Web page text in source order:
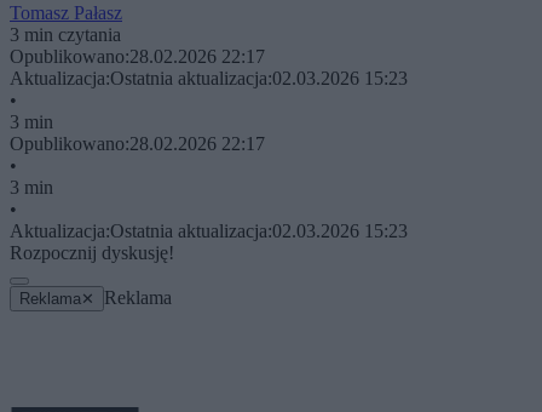
Tomasz Pałasz
3 min czytania
Opublikowano:28.02.2026 22:17
Aktualizacja:Ostatnia aktualizacja:02.03.2026 15:23
•
3 min
Opublikowano:28.02.2026 22:17
•
3 min
•
Aktualizacja:Ostatnia aktualizacja:02.03.2026 15:23
Rozpocznij dyskusję!
Reklama ✕ Reklama